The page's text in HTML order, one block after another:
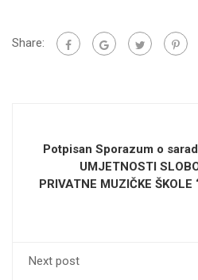
Share:
Potpisan Sporazum o
UMJETNOSTI
PRIVATNE MUZIČKE
Next post